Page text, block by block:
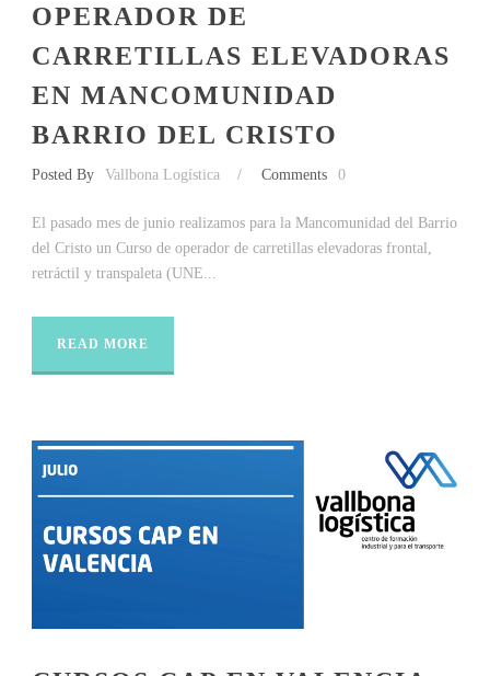
OPERADOR DE
CARRETILLAS ELEVADORAS
EN MANCOMUNIDAD
BARRIO DEL CRISTO
Posted By Vallbona Logística / Comments 0
El pasado mes de junio realizamos para la Mancomunidad del Barrio
del Cristo un Curso de operador de carretillas elevadoras frontal,
retráctil y transpaleta (UNE...
READ MORE